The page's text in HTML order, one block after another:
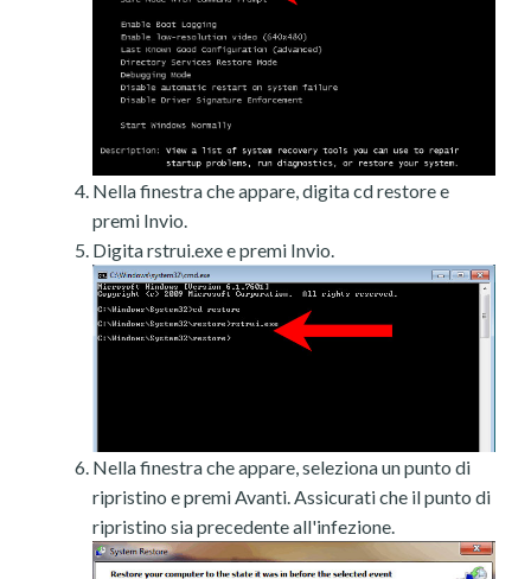
Nella finestra che appare, digita cd restore e
premi Invio.
Digita rstrui.exe e premi Invio.
Nella finestra che appare, seleziona un punto di
ripristino e premi Avanti. Assicurati che il punto di
ripristino sia precedente all'infezione.